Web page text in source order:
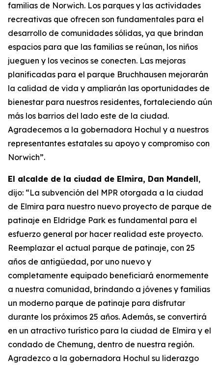
familias de Norwich. Los parques y las actividades
recreativas que ofrecen son fundamentales para el
desarrollo de comunidades sólidas, ya que brindan
espacios para que las familias se reúnan, los niños
jueguen y los vecinos se conecten. Las mejoras
planificadas para el parque Bruchhausen mejorarán
la calidad de vida y ampliarán las oportunidades de
bienestar para nuestros residentes, fortaleciendo aún
más los barrios del lado este de la ciudad.
Agradecemos a la gobernadora Hochul y a nuestros
representantes estatales su apoyo y compromiso con
Norwich”.
El alcalde de la ciudad de Elmira, Dan Mandell,
dijo: “La subvención del MPR otorgada a la ciudad
de Elmira para nuestro nuevo proyecto de parque de
patinaje en Eldridge Park es fundamental para el
esfuerzo general por hacer realidad este proyecto.
Reemplazar el actual parque de patinaje, con 25
años de antigüedad, por uno nuevo y
completamente equipado beneficiará enormemente
a nuestra comunidad, brindando a jóvenes y familias
un moderno parque de patinaje para disfrutar
durante los próximos 25 años. Además, se convertirá
en un atractivo turístico para la ciudad de Elmira y el
condado de Chemung, dentro de nuestra región.
Agradezco a la gobernadora Hochul su liderazgo